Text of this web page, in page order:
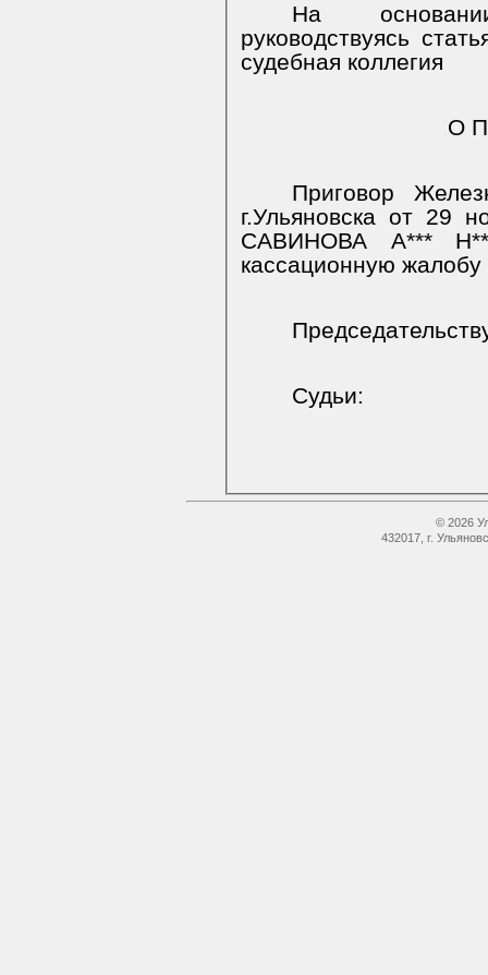
На
руководствуясь
судебная коллегия
О
Приговор
г.Ульяновска от 29
САВИНОВА А***
кассационную жалобу
Судьи:
© 2026
432017, г.